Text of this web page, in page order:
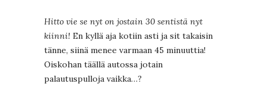
Hitto vie se nyt on jostain 30 sentistä nyt
kiinni! En kyllä aja kotiin asti ja sit takaisin
tänne, siinä menee varmaan 45 minuuttia!
Oiskohan täällä autossa jotain
palautuspulloja vaikka…?